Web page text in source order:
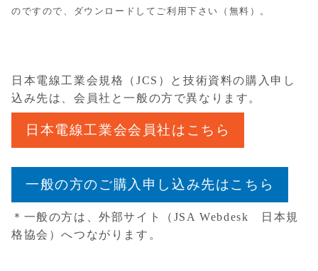
のですので、ダウンロード してご利用下さい（無料）。
日本電線工業会規格（JCS）と技術資料の購入申し
込み先は、会員社と一般の方で異なります。
日本電線工業会会員社はこちら
一般の方のご購入申し込み先はこちら
＊一般の方は、外部サイト（JSA Webdesk 日本規
格協会）へつながります。